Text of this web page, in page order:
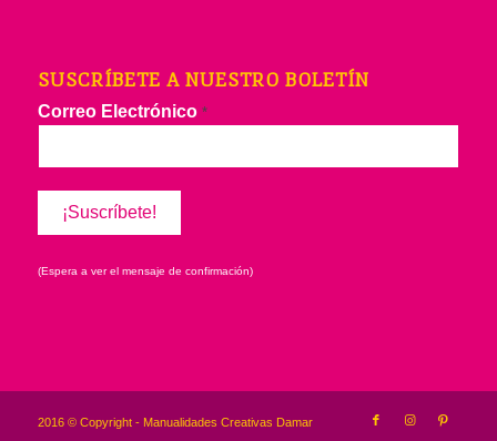
SUSCRÍBETE A NUESTRO BOLETÍN
Correo Electrónico *
(Espera a ver el mensaje de confirmación)
2016 © Copyright - Manualidades Creativas Damar